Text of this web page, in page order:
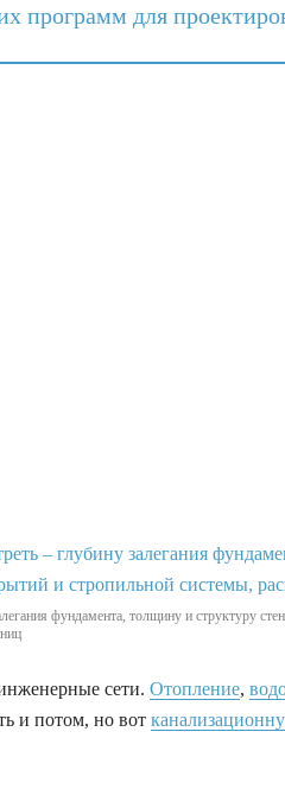
программ для
фундамента, толщину и структуру
сети. Отопление,
и потом, но вот